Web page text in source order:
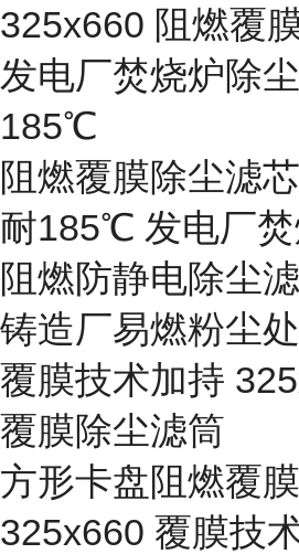
325x660 阻燃覆
发电厂焚烧炉除
185℃
阻燃覆膜除尘滤
耐185℃ 发电厂
阻燃防静电除尘
铸造厂易燃粉尘
覆膜技术加持
覆膜除尘滤筒
方形卡盘阻燃覆
325x660 覆膜技